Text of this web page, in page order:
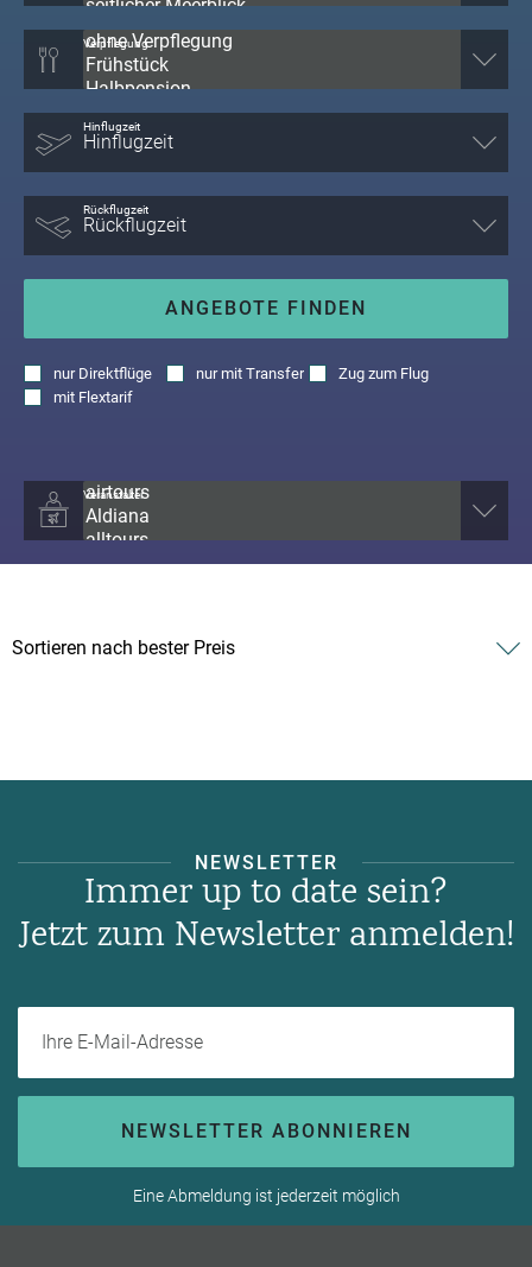
ANGEBOTE FINDEN
nur Direktflüge nurmit Transfer
Zug zum Flug
mit Flextarif
Verpflegung
Hinflugzeit
Rückflugzeit
Veranstalter
NEWSLETTER
Immer up to date sein?
Jetzt zum Newsletter anmelden!
NEWSLETTER ABONNIEREN
Eine Abmeldung ist jederzeit möglich